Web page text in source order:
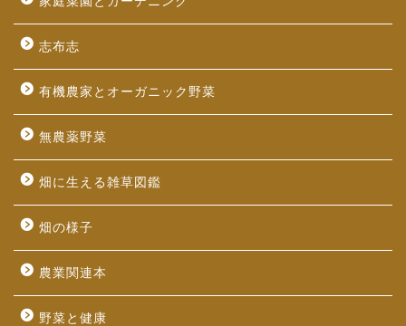
志布志
有機農家とオーガニック野菜
無農薬野菜
畑に生える雑草図鑑
畑の様子
農業関連本
野菜と健康